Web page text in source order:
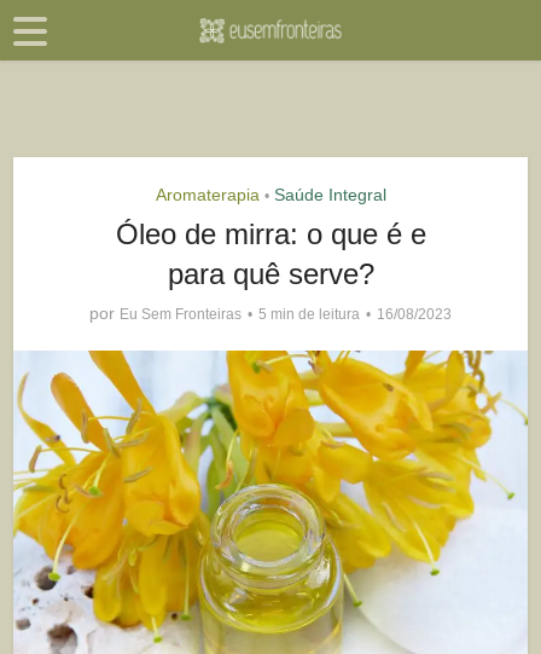
Aromaterapia • Saúde Integral
Óleo de mirra: o que é e
para quê serve?
por Eu Sem Fronteiras 5 min de leitura 16/08/2023